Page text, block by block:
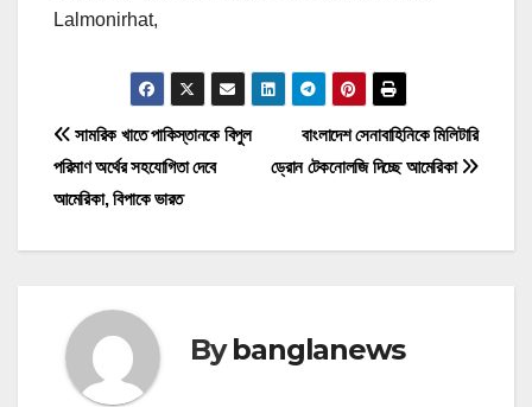
Lalmonirhat,
P
o
s
n
a
বাংলাদেশ সেনাবাহিনিকে মিলিটারি
ড্রোন টেকনোলজি দিচ্ছে আমেরিকা
সামরিক খাতে পাকিস্তানকে বিপুল
পরিমাণ অর্থের সহযোগিতা দেবে
আমেরিকা, বিপাকে ভারত
Bybanglanews